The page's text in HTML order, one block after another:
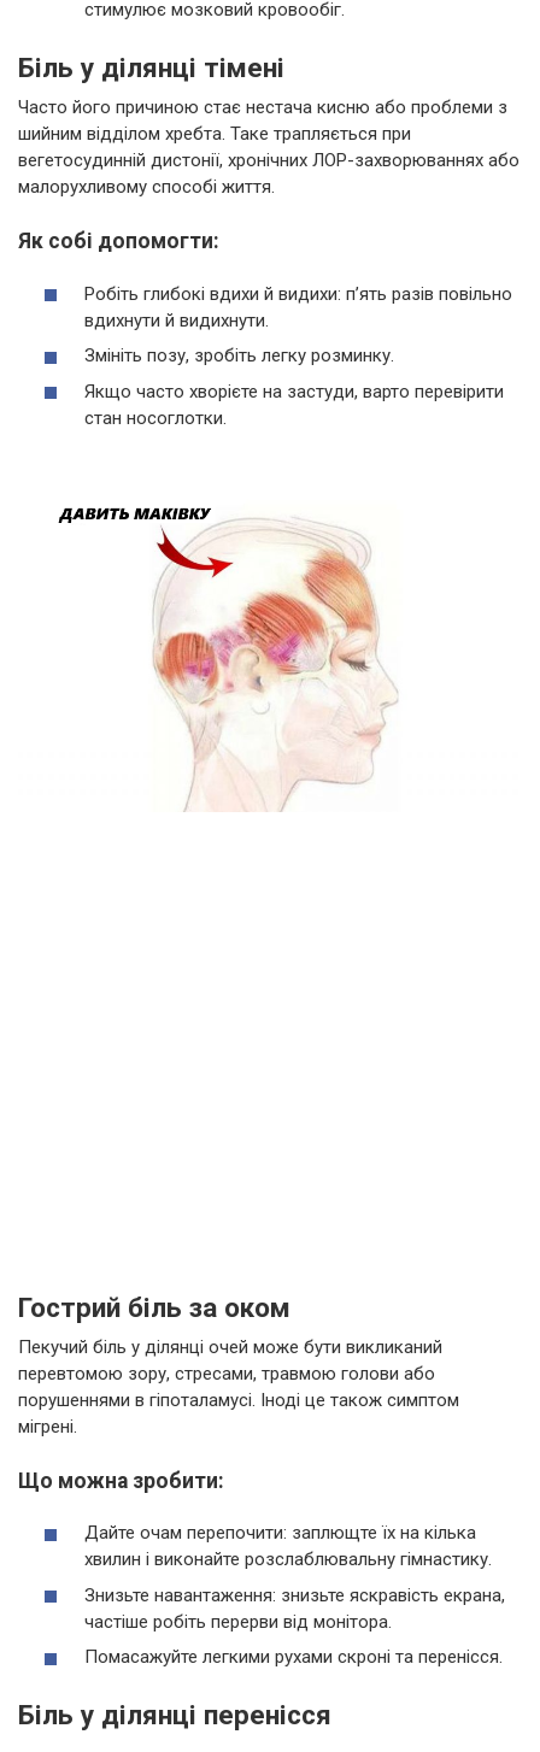
стимулює мозковий кровообіг.
Біль у ділянці тімені
Часто його причиною стає нестача кисню або проблеми з
шийним відділом хребта. Таке трапляється при
вегетосудинній дистонії, хронічних ЛОР-захворюваннях або
малорухливому способі життя.
Як собі допомогти:
Робіть глибокі вдихи й видихи: п’ять разів повільно
вдихнути й видихнути.
Змініть позу, зробіть легку розминку.
Якщо часто хворієте на застуди, варто перевірити
стан носоглотки.
Гострий біль за оком
Пекучий біль у ділянці очей може бути викликаний
перевтомою зору, стресами, травмою голови або
порушеннями в гіпоталамусі. Іноді це також симптом
мігрені.
Що можна зробити:
Дайте очам перепочити: заплющте їх на кілька
хвилин і виконайте розслаблювальну гімнастику.
Знизьте навантаження: знизьте яскравість екрана,
частіше робіть перерви від монітора.
Помасажуйте легкими рухами скроні та перенісся.
Біль у ділянці перенісся